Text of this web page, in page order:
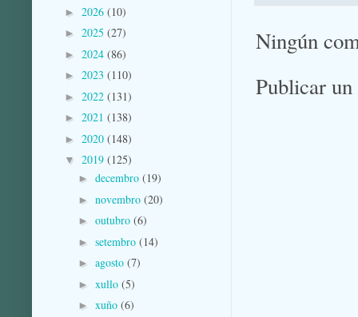
Ningún
Publicar
► 2026 (10)
► 2025 (27)
► 2024 (86)
► 2023 (110)
► 2022 (131)
► 2021 (138)
► 2020 (148)
▼ 2019 (125)
► decembro (19)
► novembro (20)
► outubro (6)
► setembro (14)
► agosto (7)
► xullo (5)
► xuño (6)